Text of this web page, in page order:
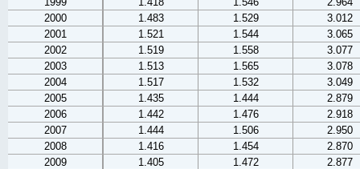
2000
1.483 1.529
3.012
2001
1.521 1.544
3.065
2002
1.519 1.558
3.077
2003
1.513 1.565
3.078
2004
1.517 1.532
3.049
2005
1.435 1.444
2.879
2006
1.442 1.476
2.918
2007
1.444 1.506
2.950
2008
1.416 1.454
2.870
2009
1.405 1.472
2.877